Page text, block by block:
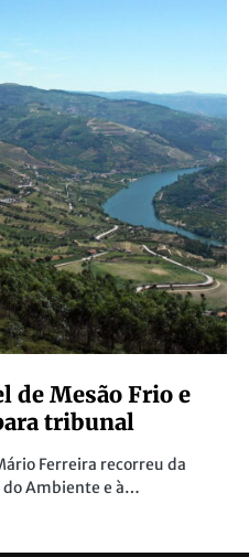
de Mesão Frio e
tribunal
Ferreira recorreu da
do Ambiente e à…